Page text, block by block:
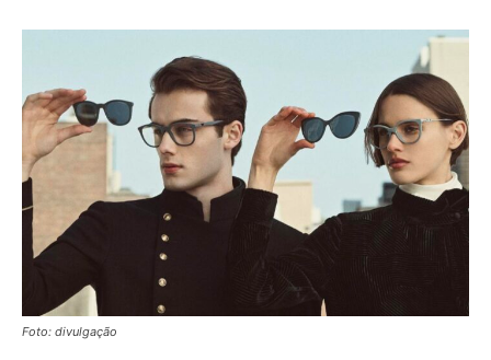
Foto: divulgação